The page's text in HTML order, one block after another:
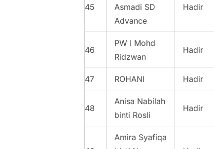
45
Asmadi SD
Advance
Hadir
46
PW I Mohd
Ridzwan
Hadir
47 ROHANI Hadir
48
Anisa Nabilah
binti Rosli
Hadir
Amira Syafiqa